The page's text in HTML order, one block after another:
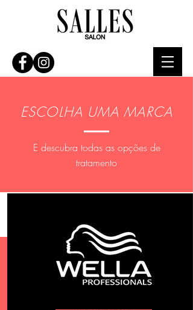
ESCOLHA UMA MARCA
E descubra todas as opções de
tratamento